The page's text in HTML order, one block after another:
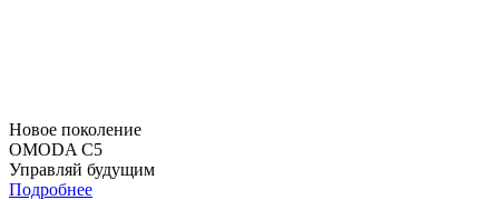
Новое поколение
OMODA C5
Управляй будущим
Подробнее